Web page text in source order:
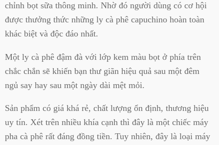
chỉnh bọt sữa thông minh. Nhờ đó người dùng có cơ hội
được thưởng thức những ly cà phê capuchino hoàn toàn
khác biệt và độc đáo nhất.
Một ly cà phê đậm đà với lớp kem màu bọt ở phía trên
chắc chắn sẽ khiến bạn thư giãn hiệu quả sau một đêm
ngủ say hay sau một ngày dài mệt mỏi.
Sản phẩm có giá khá rẻ, chất lượng ổn định, thương hiệu
uy tín. Xét trên nhiều khía cạnh thì đây là một chiếc máy
pha cà phê rất đáng đồng tiền. Tuy nhiên, đây là loại máy